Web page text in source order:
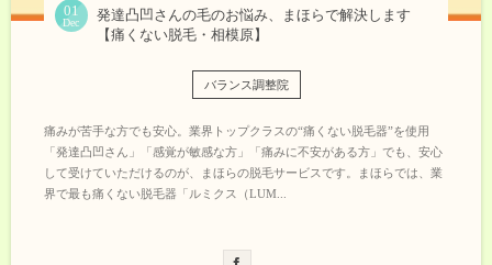
01
Dec
発達凸凹さんの毛のお悩み、まほらで解決します
【痛くない脱毛・相模原】
バランス調整院
痛みが苦手な方でも安心。業界トップクラスの“痛くない脱毛器”を使用
「発達凸凹さん」「感覚が敏感な方」「痛みに不安がある方」でも、安心
して受けていただけるのが、まほらの脱毛サービスです。まほらでは、業
界で最も痛くない脱毛器「ルミクス（LUM...